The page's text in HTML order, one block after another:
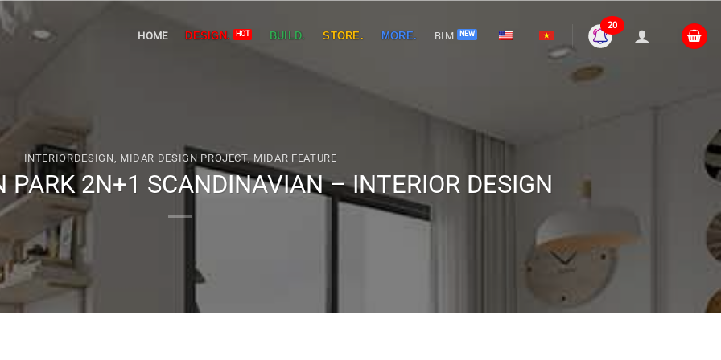
HOME DESIGN. BUILD. STORE. MORE. BIM
20
INTERIORDESIGN, MIDAR DESIGN PROJECT, MIDAR FEATURE
PARK 2N+1 SCANDINAVIAN – INTERIOR DESIGN